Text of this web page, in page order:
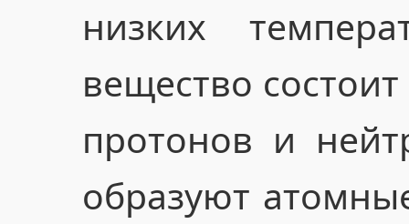
низких
вещество
протонов и
образуют